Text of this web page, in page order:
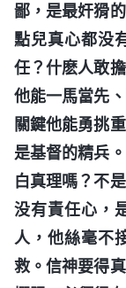
鄙，是最奸猾
點兒真心都没
任？什麽人敢
他能一馬當先
關鍵他能勇挑
是基督的精兵
白真理嗎？不
没有責任心，
人，他絲毫不
救。信神要得